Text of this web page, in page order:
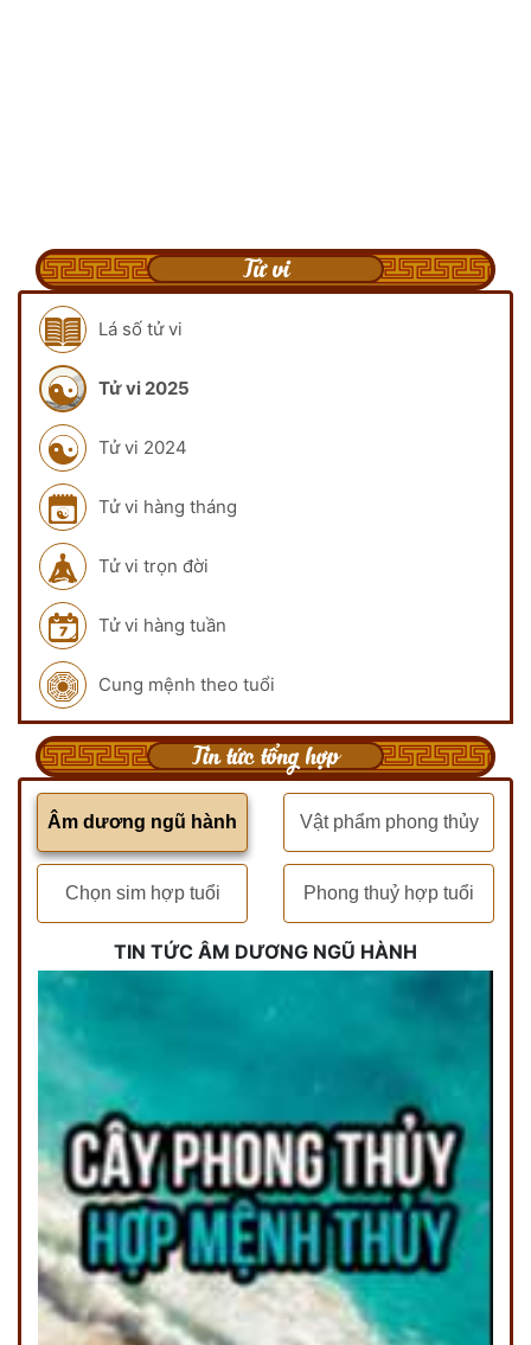
Tử vi
Lá số tử vi
Tử vi 2025
Tử vi 2024
Tử vi hàng tháng
Tử vi trọn đời
Tử vi hàng tuần
Cung mệnh theo tuổi
Tin tức tổng hợp
Âm dương ngũ hành Vật phẩm phong thủy
Chọn sim hợp tuổi Phong thuỷ hợp tuổi
TIN TỨC ÂM DƯƠNG NGŨ HÀNH